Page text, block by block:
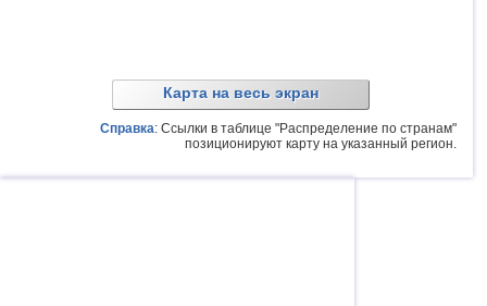
Карта на весь экран
Справка: Ссылки в таблице "Распределение по странам"
позиционируют карту на указанный регион.